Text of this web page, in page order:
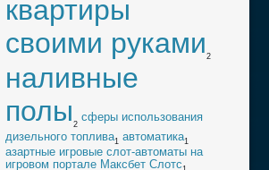
квартиры
своими руками 2
наливные
полы 2
cферы использования
дизельного топлива1 автоматика1
азартные игровые слот-автоматы на
игровом портале Максбет Слотс